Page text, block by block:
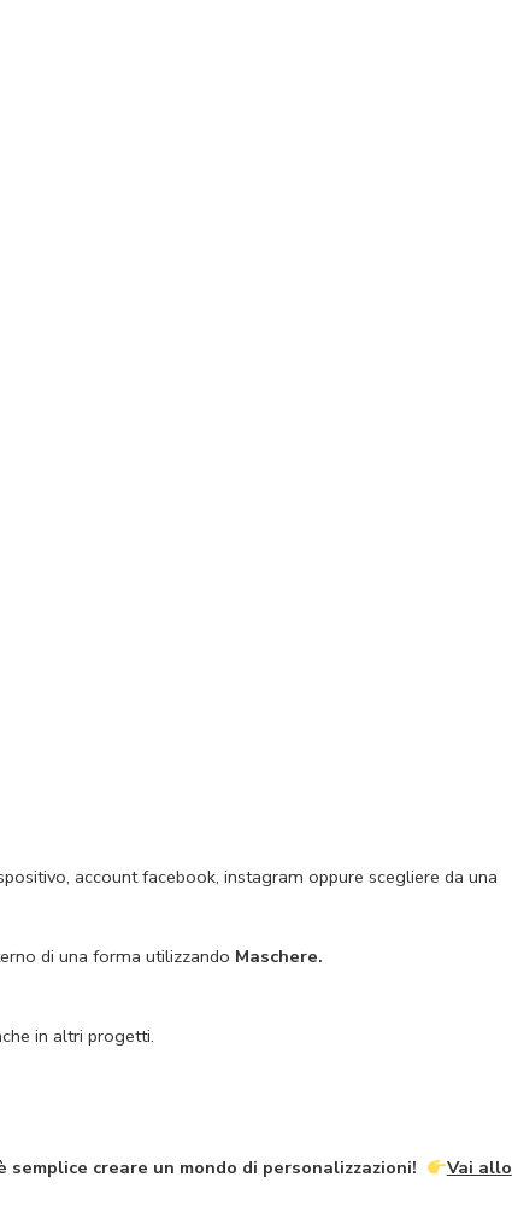
account facebook, instagram oppure scegliere da una
di una forma utilizzando Maschere.
in altri progetti.
creare un mondo di personalizzazioni!
Vai allo